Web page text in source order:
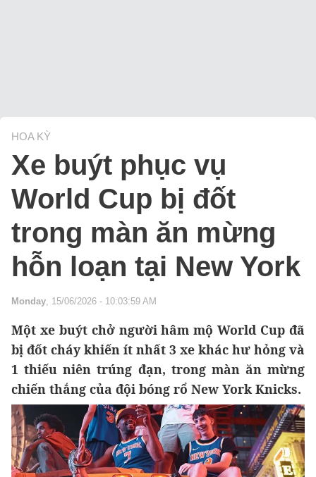
HOA KỲ
Xe buýt phục vụ
World Cup bị đốt
trong màn ăn mừng
hỗn loạn tại New York
Monday, 15/06/2026 - 10:03:59 AM
Một xe buýt chở người hâm mộ World Cup đã
bị đốt cháy khiến ít nhất 3 xe khác hư hỏng và
1 thiếu niên trúng đạn, trong màn ăn mừng
chiến thắng của đội bóng rổ New York Knicks.